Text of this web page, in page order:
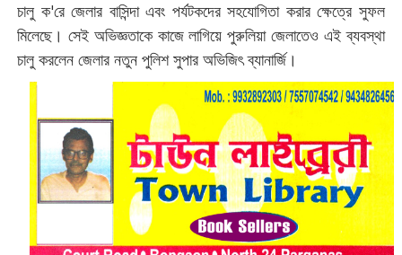
চালু ক'রে জেলার বাসিন্দা এবং পর্যটকদের সহযোগিতা করার ক্ষেত্রে সুফল
মিলেছে। সেই অভিজ্ঞতাকে কাজে লাগিয়ে পুরুলিয়া জেলাতেও এই ব্যবস্থা
চালু করলেন জেলা‌র নতুন পুলিশ সুপার অভিজিৎ ব্যানার্জি।